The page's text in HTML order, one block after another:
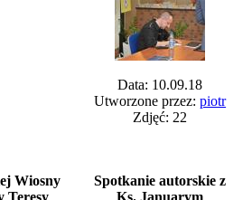
Data: 10.09.18
Utworzone przez:piotr
Zdjęć: 22
Wiosny
Teresy
Spotkanie autorskie z
Ks. Januarym